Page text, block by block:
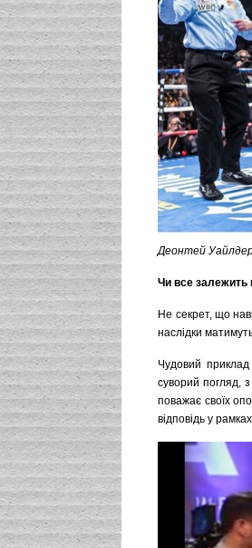
Деонтей
Чи все залежить
Не секрет, що
наслідки
Чудовий приклад
суворий погляд,
поважає своїх
відповідь у